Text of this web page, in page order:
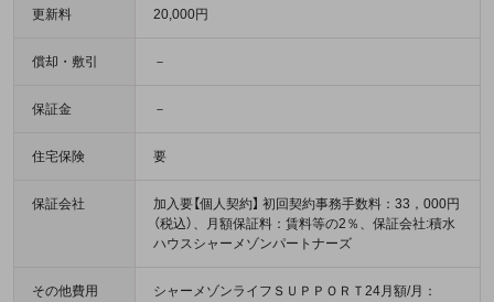
更新料 20,000円
償却・敷引 －
保証金 －
住宅保険 要
保証会社
加入要【個人契約】 初回契約事務手数料：33，000円
（税込）、月額保証料：賃料等の2％、保証会社:積水
ハウスシャーメゾンパートナーズ
その他費用
シャーメゾンライフＳＵＰＰＯＲＴ24月額/月：